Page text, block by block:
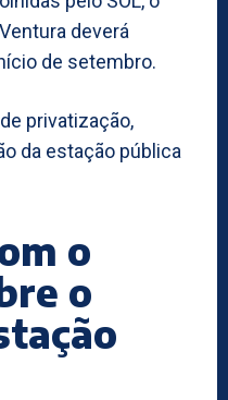
deverá
de setembro.
privatização,
da estação pública
o
o